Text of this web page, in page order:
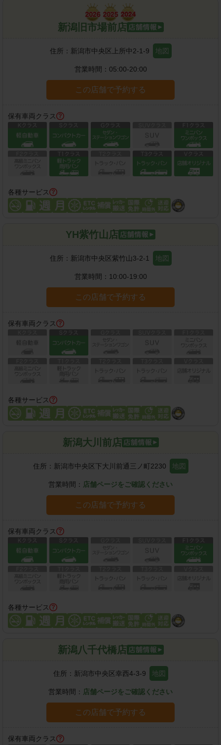
新潟旧市場前店
住所： 新潟市中央区上所中2-1-9 地図
営業時間： 05:00-20:00
この店舗で予約する
保有車両クラス
各種サービス
YH紫竹山店
住所： 新潟市中央区紫竹山3-2-1 地図
営業時間： 10:00-19:00
この店舗で予約する
保有車両クラス
各種サービス
新潟大川前店
住所： 新潟市中央区下大川前通三ノ町2230 地図
営業時間： 店舗ページをご確認ください
この店舗で予約する
保有車両クラス
各種サービス
新潟八千代橋店
住所： 新潟市中央区幸西4-3-9 地図
営業時間： 店舗ページをご確認ください
この店舗で予約する
保有車両クラス